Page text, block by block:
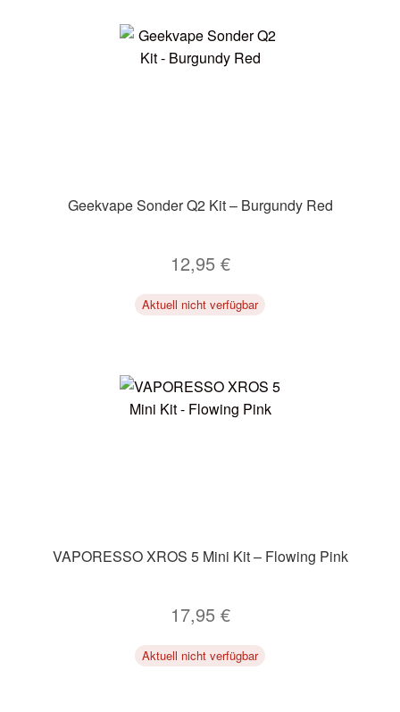
Geekvape Sonder Q2 Kit – Burgundy Red
12,95 €
Aktuell nicht verfügbar
VAPORESSO XROS 5 Mini Kit – Flowing Pink
17,95 €
Aktuell nicht verfügbar